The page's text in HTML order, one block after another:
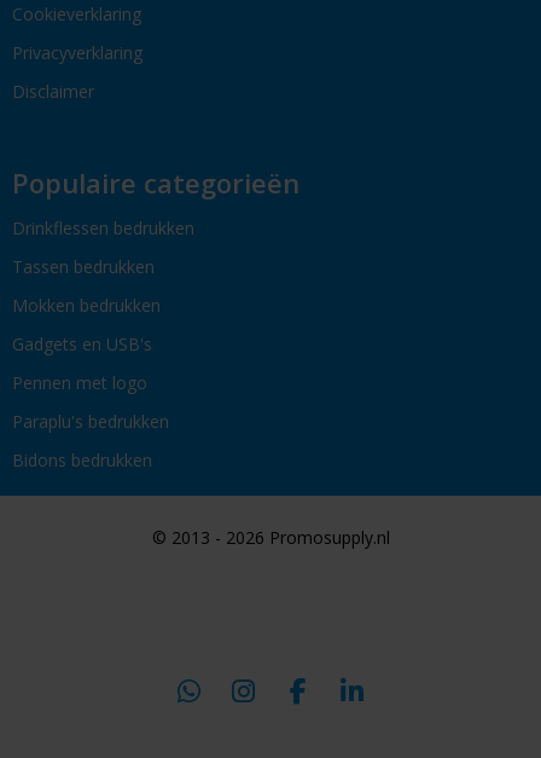
Cookieverklaring
Privacyverklaring
Disclaimer
Populaire categorieën
Drinkflessen bedrukken
Tassen bedrukken
Mokken bedrukken
Gadgets en USB's
Pennen met logo
Paraplu's bedrukken
Bidons bedrukken
© 2013 - 2026 Promosupply.nl